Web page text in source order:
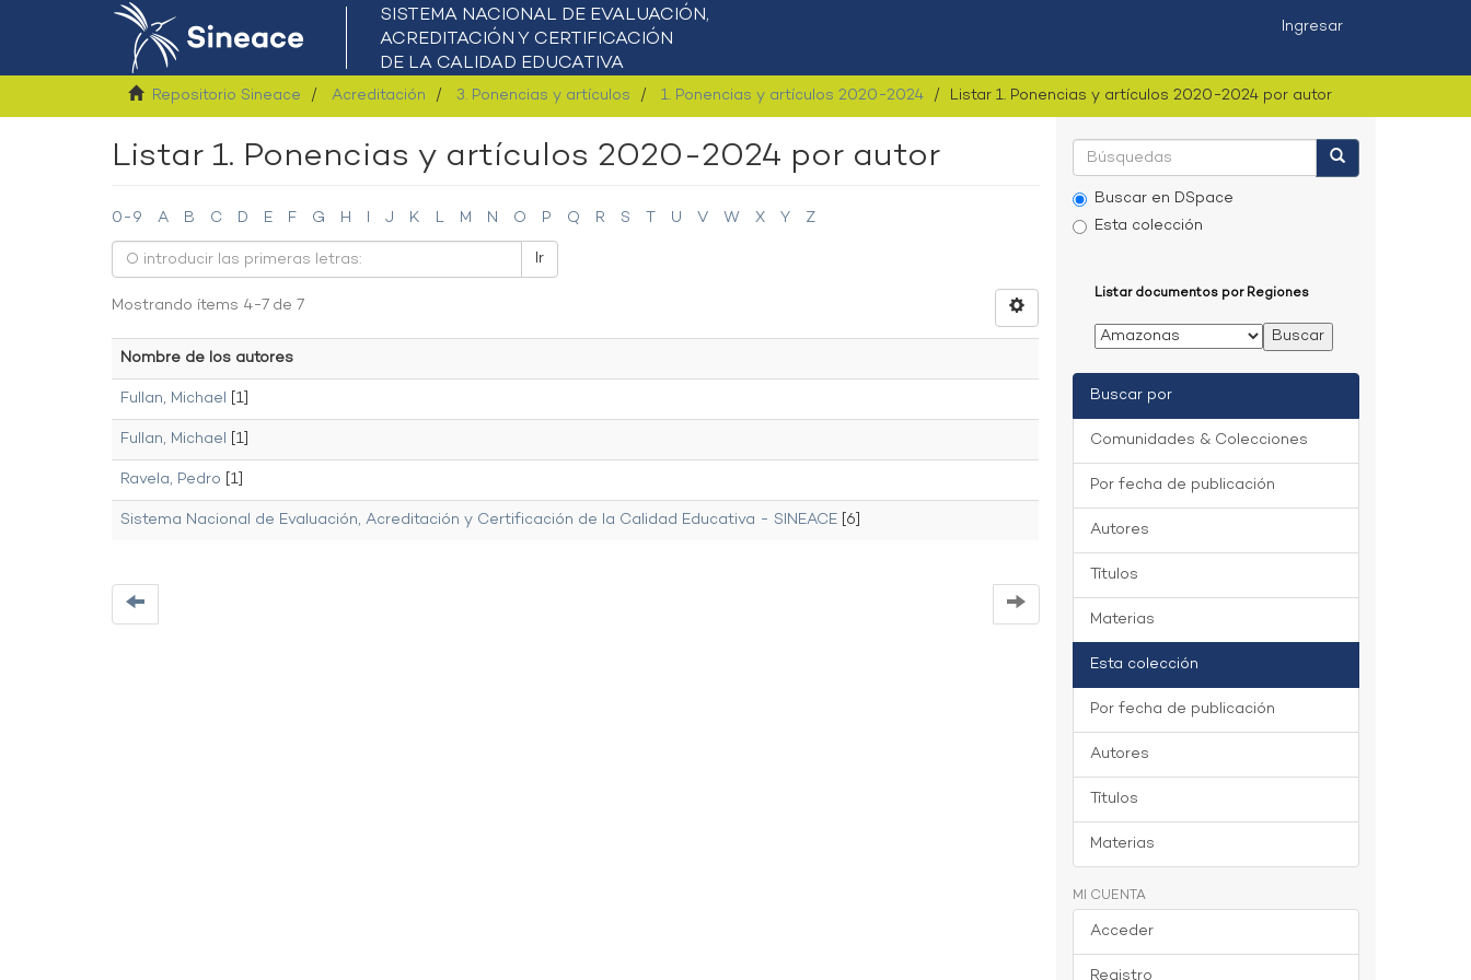
Ingresar
Repositorio Sineace Acreditación 3. Ponencias y artículos 1. Ponencias y artículos 2020-2024 Listar 1. Ponencias y artículos 2020-2024 por autor
Listar 1. Ponencias y artículos 2020-2024 por autor
0-9 A B C D E F G H I J K L M N O P Q R S T U V W X Y
Z
Ir
Mostrando ítems 4-7 de 7
Nombre de los autores
Fullan, Michael [1]
Fullan, Michael [1]
Ravela, Pedro [1]
Sistema Nacional de Evaluación, Acreditación y Certificación de la Calidad Educativa - SINEACE [6]
Buscar en DSpace
Esta colección
Listar documentos por Regiones
Buscar por
Comunidades & Colecciones
Por fecha de publicación
Autores
Títulos
Materias
Esta colección
Por fecha de publicación
Autores
Títulos
Materias
MI CUENTA
Acceder